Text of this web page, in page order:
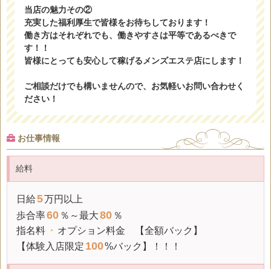
当店の魅力その②
充実した福利厚生で皆様をお待ちしております！
働き方はそれぞれでも、働きやすさは平等であるべきで
す！！
皆様にとっても安心して稼げるメンズエステ店にします！
ご相談だけでも構いませんので、お気軽いお問い合わせく
ださい！
お仕事情報
給料
日給5万円以上
歩合率60 ％～最大80 ％
指名料 ・ オプション料金 【全額バック】
【体験入店限定 100%バック】！！！